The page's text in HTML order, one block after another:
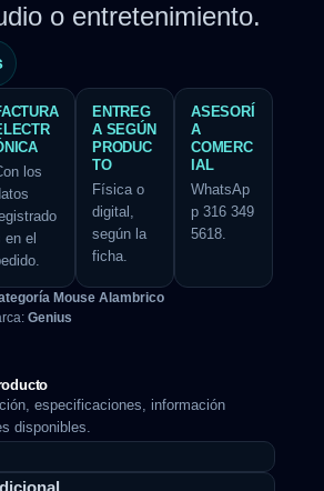
o entretenimiento.
los
en el
ENTREG
A SEGÚN
PRODUC
TO
Física o
digital,
según la
ficha.
ASESORÍ
A
COMERC
IAL
WhatsAp
p 316 349
5618.
Mouse Alambrico
Genius
especificaciones, información
disponibles.